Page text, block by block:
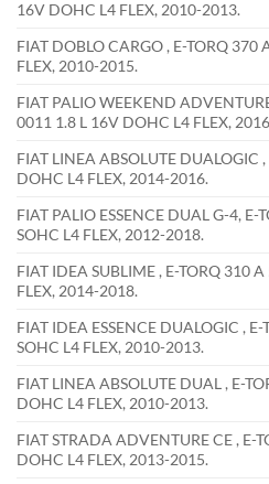
16V DOHC L4 FLEX, 2010-2013.
FIAT DOBLO CARGO , E-TORQ
FLEX, 2010-2015.
FIAT PALIO WEEKEND
0011 1.8 L 16V DOHC L4 FLEX,
FIAT LINEA ABSOLUTE DUALOGIC
DOHC L4 FLEX, 2014-2016.
FIAT PALIO ESSENCE DUAL G-4,
SOHC L4 FLEX, 2012-2018.
FIAT IDEA SUBLIME , E-TORQ 310
FLEX, 2014-2018.
FIAT IDEA ESSENCE DUALOGIC ,
SOHC L4 FLEX, 2010-2013.
FIAT LINEA ABSOLUTE DUAL , E-
DOHC L4 FLEX, 2010-2013.
FIAT STRADA ADVENTURE CE , E-
DOHC L4 FLEX, 2013-2015.